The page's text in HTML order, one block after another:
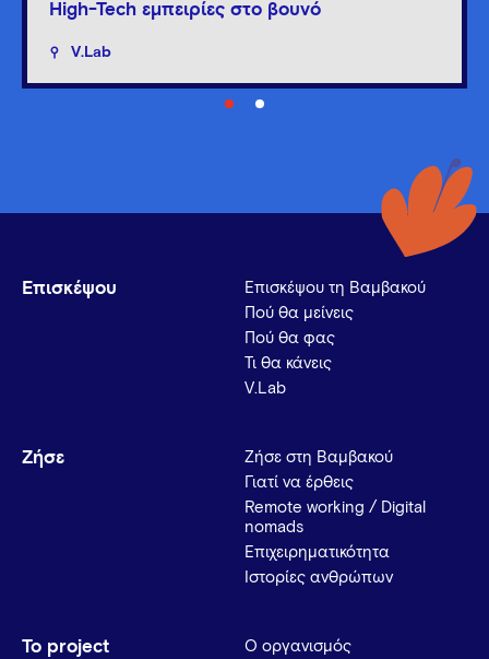
High-Tech εμπειρίες στο βουνό
V.Lab
Επισκέψου
Επισκέψου τη Βαμβακού
Πού θα μείνεις
Πού θα φας
Τι θα κάνεις
V.Lab
Ζήσε
Ζήσε στη Βαμβακού
Γιατί να έρθεις
Remote working / Digital
nomads
Επιχειρηματικότητα
Ιστορίες ανθρώπων
Το project
Ο οργανισμός